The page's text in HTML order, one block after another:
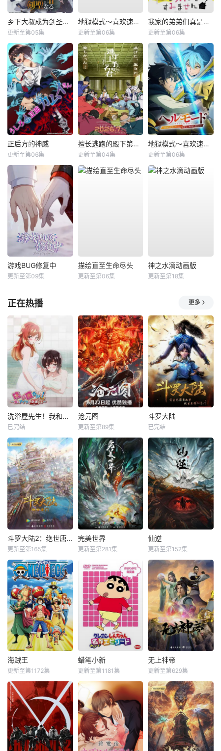
乡下大叔成为剑圣第二季
更新至第05集
地狱模式～喜欢速通游戏的玩家在废设定异世界无双～第二季
更新至第06集
我家的弟弟们真是让您费心了
更新至第06集
正后方的神威
更新至第06集
擅长逃跑的殿下第二季
更新至第04集
地狱模式～喜欢速通游戏的玩家在废设定异世界无双～第2季
更新至第06集
游戏BUG修复中
更新至第09集
描绘直至生命尽头
更新至第06集
神之水滴动画版
更新至第18集
正在热播 更多
洗浴屋先生！我和那家伙在女浴池！？
已完结
沧元图
更新至第89集
斗罗大陆
已完结
斗罗大陆2：绝世唐门
更新至第165集
完美世界
更新至第281集
仙逆
更新至第152集
海贼王
更新至第1172集
蜡笔小新
更新至第1181集
无上神帝
更新至第629集